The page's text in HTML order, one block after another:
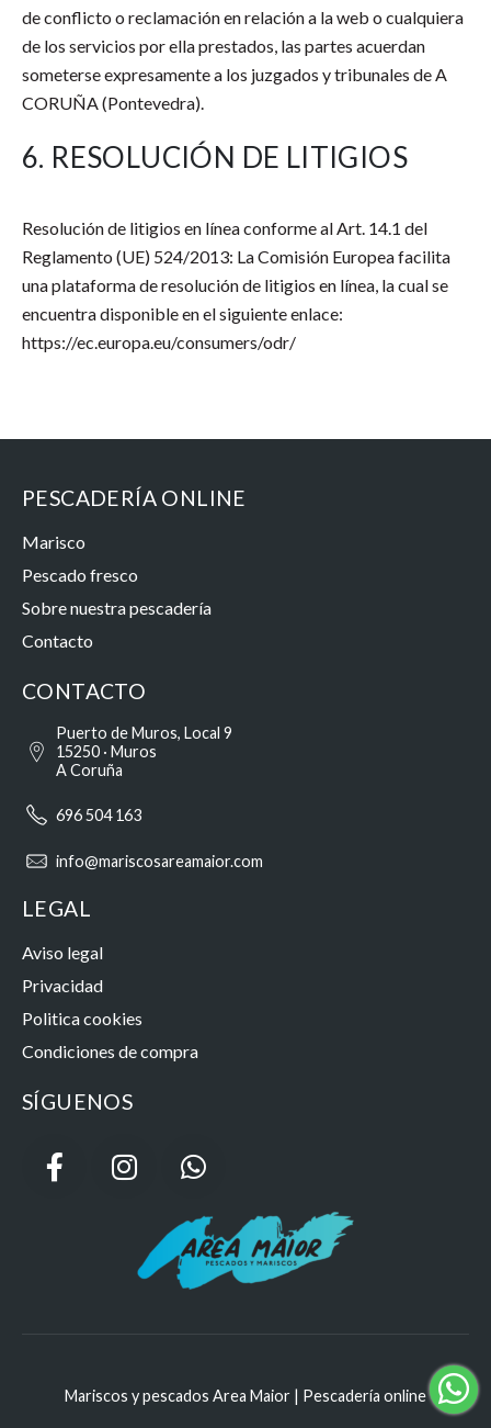
de conflicto o reclamación en relación a la web o cualquiera
de los servicios por ella prestados, las partes acuerdan
someterse expresamente a los juzgados y tribunales de A
CORUÑA (Pontevedra).
6. RESOLUCIÓN DE LITIGIOS
Resolución de litigios en línea conforme al Art. 14.1 del
Reglamento (UE) 524/2013: La Comisión Europea facilita
una plataforma de resolución de litigios en línea, la cual se
encuentra disponible en el siguiente enlace:
https://ec.europa.eu/consumers/odr/
PESCADERÍA ONLINE
Marisco
Pescado fresco
Sobre nuestra pescadería
Contacto
CONTACTO
Puerto de Muros, Local 9
15250 · Muros
A Coruña
696 504 163
info@mariscosareamaior.com
LEGAL
Aviso legal
Privacidad
Politica cookies
Condiciones de compra
SÍGUENOS
Mariscos y pescados Area Maior | Pescadería online